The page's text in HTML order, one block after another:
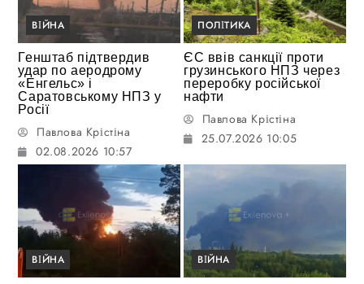
ВІЙНА
Генштаб підтвердив
удар по аеродрому
«Енгельс» і
Саратовському НПЗ у
Росії
Павлова Крістіна
02.08.2026 10:57
ПОЛІТИКА
ЄС ввів санкції проти
грузинського НПЗ через
переробку російської
нафти
Павлова Крістіна
25.07.2026 10:05
ВІЙНА ВІЙНА